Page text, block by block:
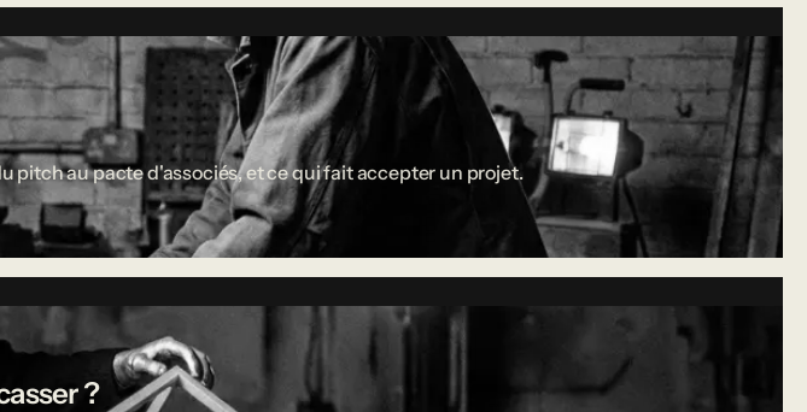
pitch au pacte d'associés, et ce qui fait accepter un projet.
?